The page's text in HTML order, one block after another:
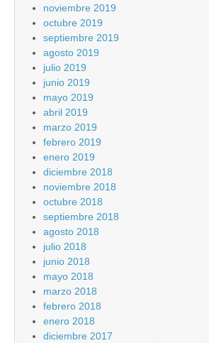
noviembre 2019
octubre 2019
septiembre 2019
agosto 2019
julio 2019
junio 2019
mayo 2019
abril 2019
marzo 2019
febrero 2019
enero 2019
diciembre 2018
noviembre 2018
octubre 2018
septiembre 2018
agosto 2018
julio 2018
junio 2018
mayo 2018
marzo 2018
febrero 2018
enero 2018
diciembre 2017